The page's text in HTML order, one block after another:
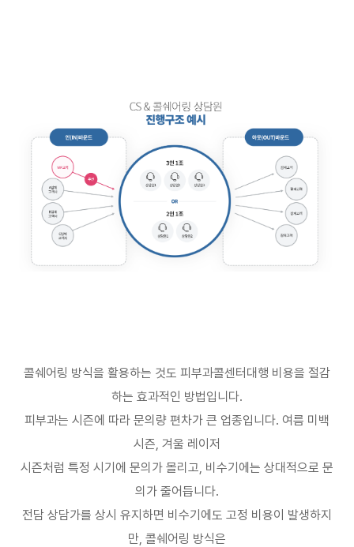
콜쉐어링 방식을 활용하는 것도 피부과콜센터대행 비용을 절감
하는 효과적인 방법입니다.
피부과는 시즌에 따라 문의량 편차가 큰 업종입니다. 여름 미백
시즌, 겨울 레이저
시즌처럼 특정 시기에 문의가 몰리고, 비수기에는 상대적으로 문
의가 줄어듭니다.
전담 상담가를 상시 유지하면 비수기에도 고정 비용이 발생하지
만, 콜쉐어링 방식은